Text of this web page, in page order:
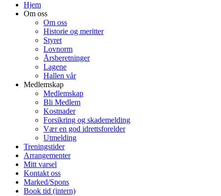
Hjem
Om oss
Om oss
Historie og meritter
Styret
Lovnorm
Årsberetninger
Lagene
Hallen vår
Medlemskap
Medlemskap
Bli Medlem
Kostnader
Forsikring og skademelding
Vær en god idrettsforelder
Utmelding
Treningstider
Arrangementer
Mitt varsel
Kontakt oss
Marked/Spons
Book tid (intern)